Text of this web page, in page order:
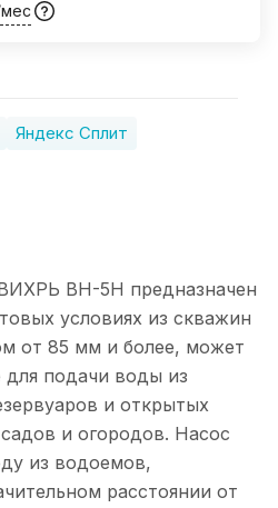
Яндекс Сплит
ВН-5Н предназначен
условиях из скважин
от 85 мм и более, может
для подачи воды из
и открытых
и огородов. Насос
из водоемов,
расстоянии от